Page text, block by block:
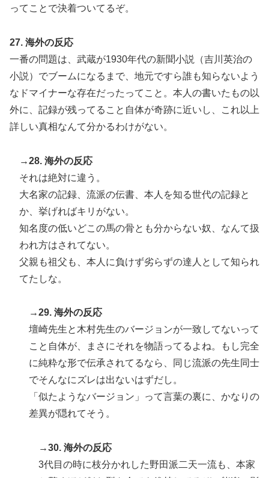
ってことで決着ついてるぞ。
27. 海外の反応
一番の問題は、武蔵が1930年代の新聞小説（吉川英治の
小説）でブームになるまで、地元ですら誰も知らないよう
なドマイナーな存在だったってこと。本人の書いたもの以
外に、記録が残ってること自体が奇跡に近いし、これ以上
詳しい真相なんて分かるわけがない。
→28. 海外の反応
それは絶対に違う。
大名家の記録、流派の伝書、本人を知る世代の記録と
か、挙げればキリがない。
知名度の低いどこの馬の骨とも分からない奴、なんて扱
われ方はされてない。
父親も祖父も、本人に負けず劣らずの達人として知られ
てたしな。
→29. 海外の反応
壇崎先生と木村先生のバージョンが一致してないって
こと自体が、まさにそれを物語ってるよね。もし完全
に純粋な形で伝承されてるなら、同じ流派の先生同士
でそんなにズレは出ないはずだし。
「似たようなバージョン」って言葉の裏に、かなりの
差異が隠れてそう。
→30. 海外の反応
3代目の時に枝分かれした野田派二天一流も、本家